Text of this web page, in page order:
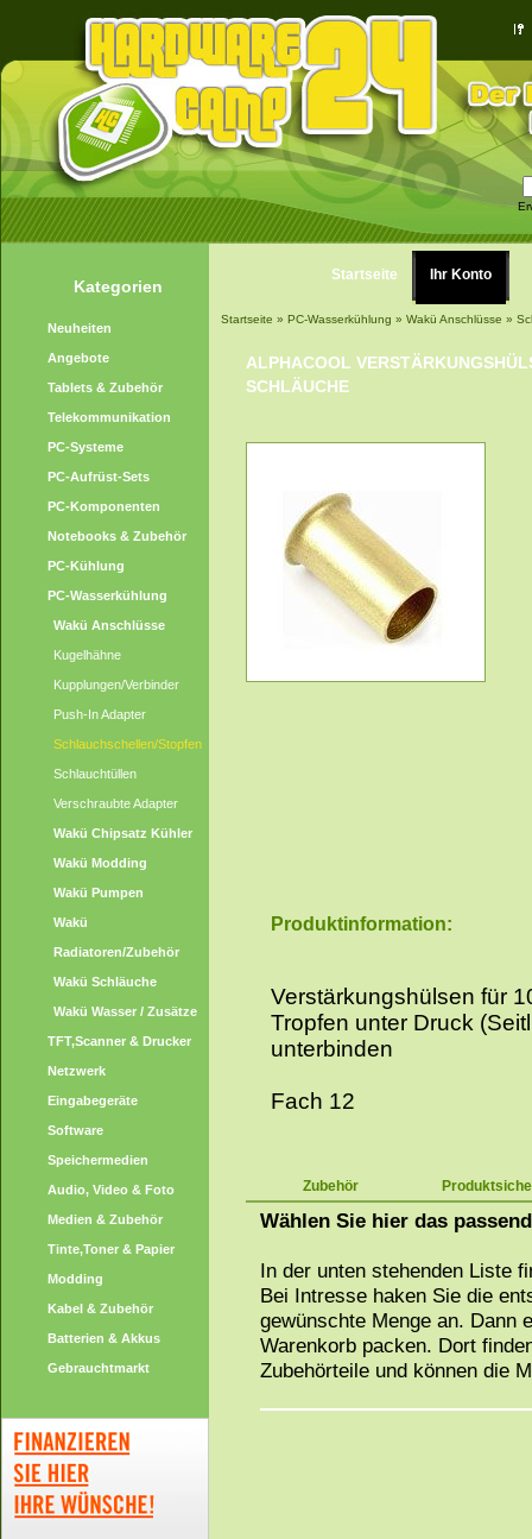
Kategorien
Neuheiten
Angebote
Tablets & Zubehör
Telekommunikation
PC-Systeme
PC-Aufrüst-Sets
PC-Komponenten
Notebooks & Zubehör
PC-Kühlung
PC-Wasserkühlung
Wakü Anschlüsse
Kugelhähne
Kupplungen/Verbinder
Push-In Adapter
Schlauchschellen/Stopfen
Schlauchtüllen
Verschraubte Adapter
Wakü Chipsatz Kühler
Wakü Modding
Wakü Pumpen
Wakü
Radiatoren/Zubehör
Wakü Schläuche
Wakü Wasser / Zusätze
TFT,Scanner & Drucker
Netzwerk
Eingabegeräte
Software
Speichermedien
Audio, Video & Foto
Medien & Zubehör
Tinte,Toner & Papier
Modding
Kabel & Zubehör
Batterien & Akkus
Gebrauchtmarkt
Startseite Ihr Konto
Startseite » PC-Wasserkühlung » Wakü Anschlüsse »
ALPHACOOL
SCHLÄUCHE
Produktinformation:
Verstärkungshülsen für
Tropfen unter Druck
unterbinden
Fach 12
Zubehör
Wählen Sie hier das
In der unten stehenden Liste
Bei Intresse haken Sie die
gewünschte Menge an. Dann
Warenkorb packen. Dort
Zubehörteile und können die